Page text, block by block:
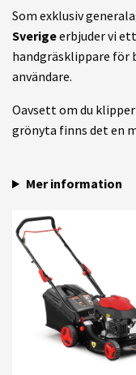
Som exklusiv
Sverigeerbjuder vi
handgräsklippare för
användare.
Oavsett om du
grönyta finns det en
Mer information